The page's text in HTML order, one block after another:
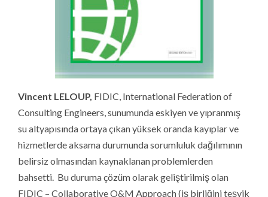
Vincent LELOUP, FIDIC, International Federation of
Consulting Engineers, sunumunda eskiyen ve yıpranmış
su altyapısında ortaya çıkan yüksek oranda kayıplar ve
hizmetlerde aksama durumunda sorumluluk dağılımının
belirsiz olmasından kaynaklanan problemlerden
bahsetti. Bu duruma çözüm olarak geliştirilmiş olan
FIDIC – Collaborative O&M Approach (iş birliğini teşvik